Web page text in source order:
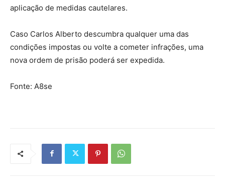
aplicação de medidas cautelares.
Caso Carlos Alberto descumbra qualquer uma das
condições impostas ou volte a cometer infrações, uma
nova ordem de prisão poderá ser expedida.
Fonte: A8se